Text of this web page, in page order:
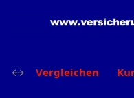
Vergleichen